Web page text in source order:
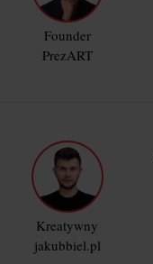
Founder
PrezART
Kreatywny
jakubbiel.pl